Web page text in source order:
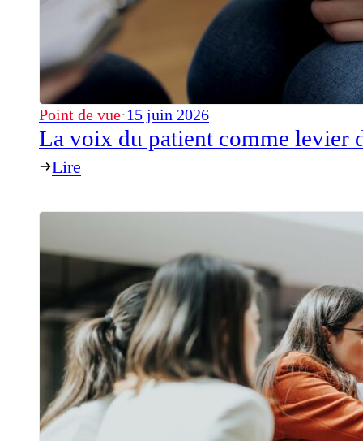
Point de vue·15 juin 2026
La voix du patient comme levier
Lire